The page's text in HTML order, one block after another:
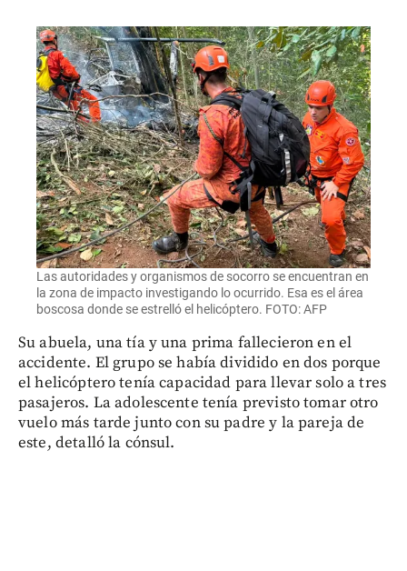
Las autoridades y organismos de socorro se encuentran en
la zona de impacto investigando lo ocurrido. Esa es el área
boscosa donde se estrelló el helicóptero. FOTO: AFP
Su abuela, una tía y una prima fallecieron en el
accidente. El grupo se había dividido en dos porque
el helicóptero tenía capacidad para llevar solo a tres
pasajeros. La adolescente tenía previsto tomar otro
vuelo más tarde junto con su padre y la pareja de
este, detalló la cónsul.